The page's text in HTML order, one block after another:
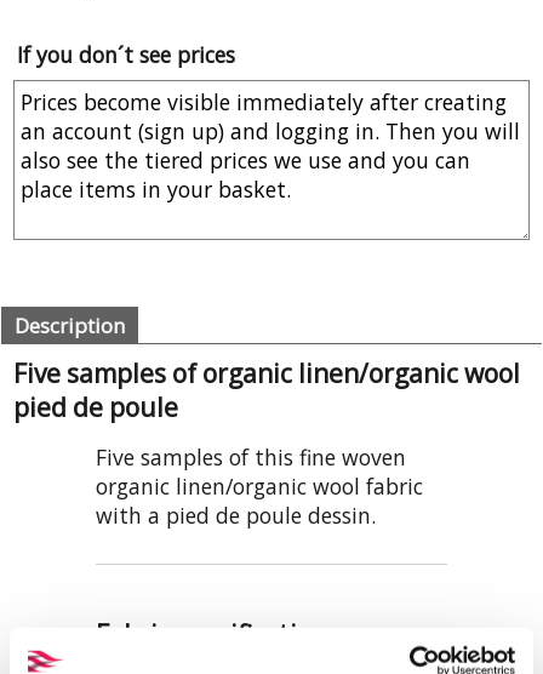
If you don´t see prices
Description
Five samples of organic linen/organic wool
pied de poule
Five samples of this fine woven
organic linen/organic wool fabric
with a pied de poule dessin.
Fabric specifications